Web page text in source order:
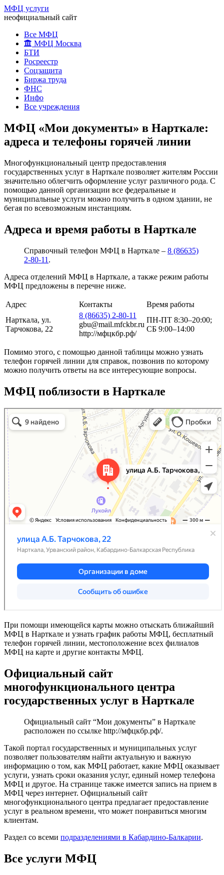
МФЦ услуги
неофициальный сайт
Все МФЦ
МФЦ Москва
БТИ
Росреестр
Соцзащита
Биржа труда
ФНС
Инфо
Все учреждения
МФЦ «Мои документы» в Нарткале:
адреса и телефоны горячей линии
Многофункциональный центр предоставления
государственных услуг в Нарткале позволяет жителям России
значительно облегчить оформление услуг различного рода. С
помощью данной организации все федеральные и
муниципальные услуги можно получить в одном здании, не
бегая по всевозможным инстанциям.
Адреса и время работы в Нарткале
Справочный телефон МФЦ в Нарткале – 8 (86635)
2-80-11 .
Адреса отделений МФЦ в Нарткале, а также режим работы
МФЦ предложены в перечне ниже.
Адрес Контакты
Время работы
Нарткала, ул.
Тарчокова, 22
8 (86635) 2-80-11
gbu@mail.mfckbr.ru
http://мфцкбр.рф/
ПН-ПТ 8:30–20:00;
СБ 9:00–14:00
Помимо этого, с помощью данной таблицы можно узнать
телефон горячей линии для справок, позвонив по которому
можно получить ответы на все интересующие вопросы.
МФЦ поблизости в Нарткале
При помощи имеющейся карты можно отыскать ближайший
МФЦ в Нарткале и узнать график работы МФЦ, бесплатный
телефон горячей линии, местоположение всех филиалов
МФЦ на карте и другие контакты МФЦ.
Официальный сайт
многофункционального центра
государственных услуг в Нарткале
Официальный сайт “Мои документы” в Нарткале
расположен по ссылке http://мфцкбр.рф/.
Такой портал государственных и муниципальных услуг
позволяет пользователям найти актуальную и важную
информацию о том, как МФЦ работает, какие МФЦ оказывает
услуги, узнать сроки оказания услуг, единый номер телефона
МФЦ и другое. На странице также имеется запись на прием в
МФЦ через интернет. Официальный сайт
многофункционального центра предлагает предоставление
услуг в реальном времени, что может понравиться многим
клиентам.
Раздел со всеми подразделениями в Кабардино-Балкарии.
Все услуги МФЦ